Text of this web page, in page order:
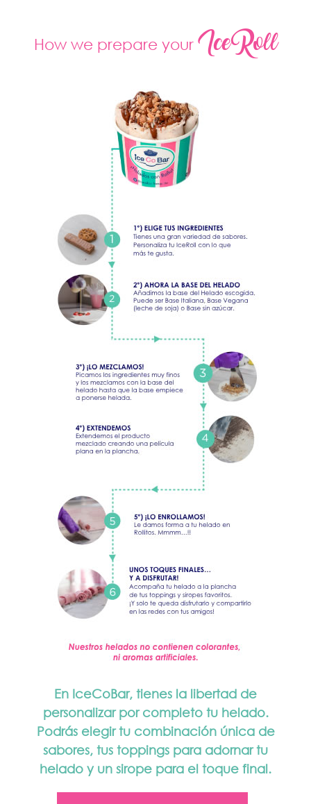
How we prepare your IceRoll
En IceCoBar, tienes la libertad de
personalizar por completo tu helado.
Podrás elegir tu combinación única de
sabores, tus toppings para adornar tu
helado y un sirope para el toque final.